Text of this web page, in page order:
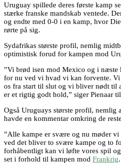
Uruguay spillede deres første kamp
stærke franske mandskab ventede.
og endte med 0-0 i en kamp, hvor
rørte på sig.
Sydafrikas største profil, nemlig
optimistisk forud for kampen mod
”Vi brød isen mod Mexico og i
for nu ved vi hvad vi kan forvente.
os fra start til slut og vi bliver nødt til
er et rigtig godt hold,” siger Pienaar
Også Uruguays største profil, nemlig
havde en kommentar omkring de
”Alle kampe er svære og nu møder
ved det bliver to svære kampe og to
forhåbentligt kan vi løfte vores spil
set i forhold til kampen mod Frankrig